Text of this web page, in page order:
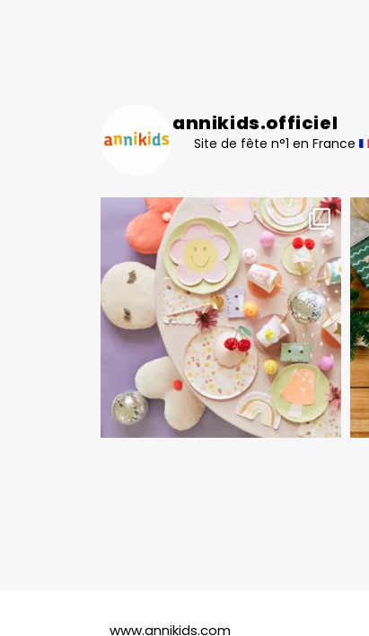
annikids.officiel
Site de fête n°1 en France
www.annikids.com